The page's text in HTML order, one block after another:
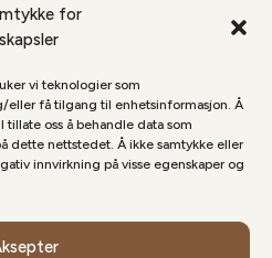
for
vi teknologier som
eller få tilgang til enhetsinformasjon. Å
oss å behandle data som
dette nettstedet. Å ikke samtykke eller
innvirkning på visse egenskaper og